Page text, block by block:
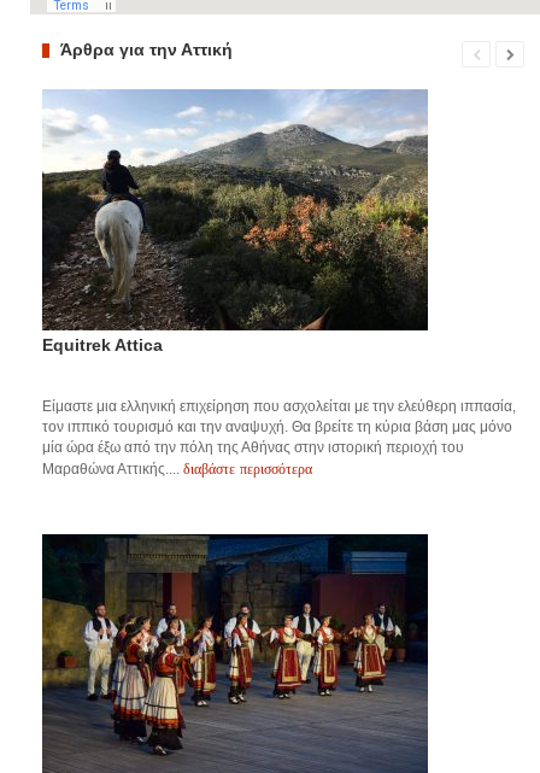
Άρθρα για την Αττική
Equitrek Attica
Είμαστε μια ελληνική επιχείρηση που ασχολείται με την ελεύθερη ιππασία,
τον ιππικό τουρισμό και την αναψυχή. Θα βρείτε τη κύρια βάση μας μόνο
μία ώρα έξω από την πόλη της Αθήνας στην ιστορική περιοχή του
Μαραθώνα Αττικής.... διαβάστε περισσότερα